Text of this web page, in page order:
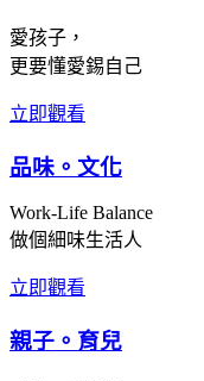
愛孩子，
更要懂愛錫自己
立即觀看
品味。文化
Work-Life Balance
做個細味生活人
立即觀看
親子。育兒